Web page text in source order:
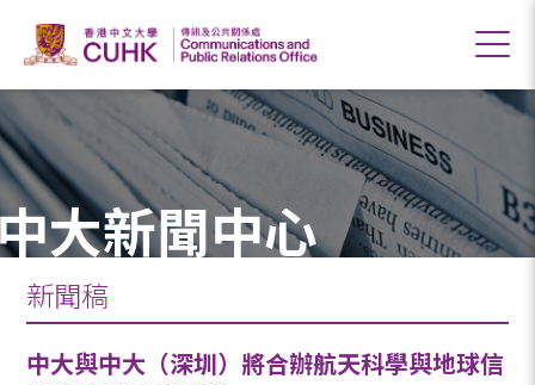
大新聞中心
新聞稿
中大與中大（深圳）將合辦航天科學與地球信